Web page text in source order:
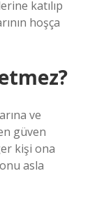
katılıp
hoşça
ve
güven
kişi ona
asla